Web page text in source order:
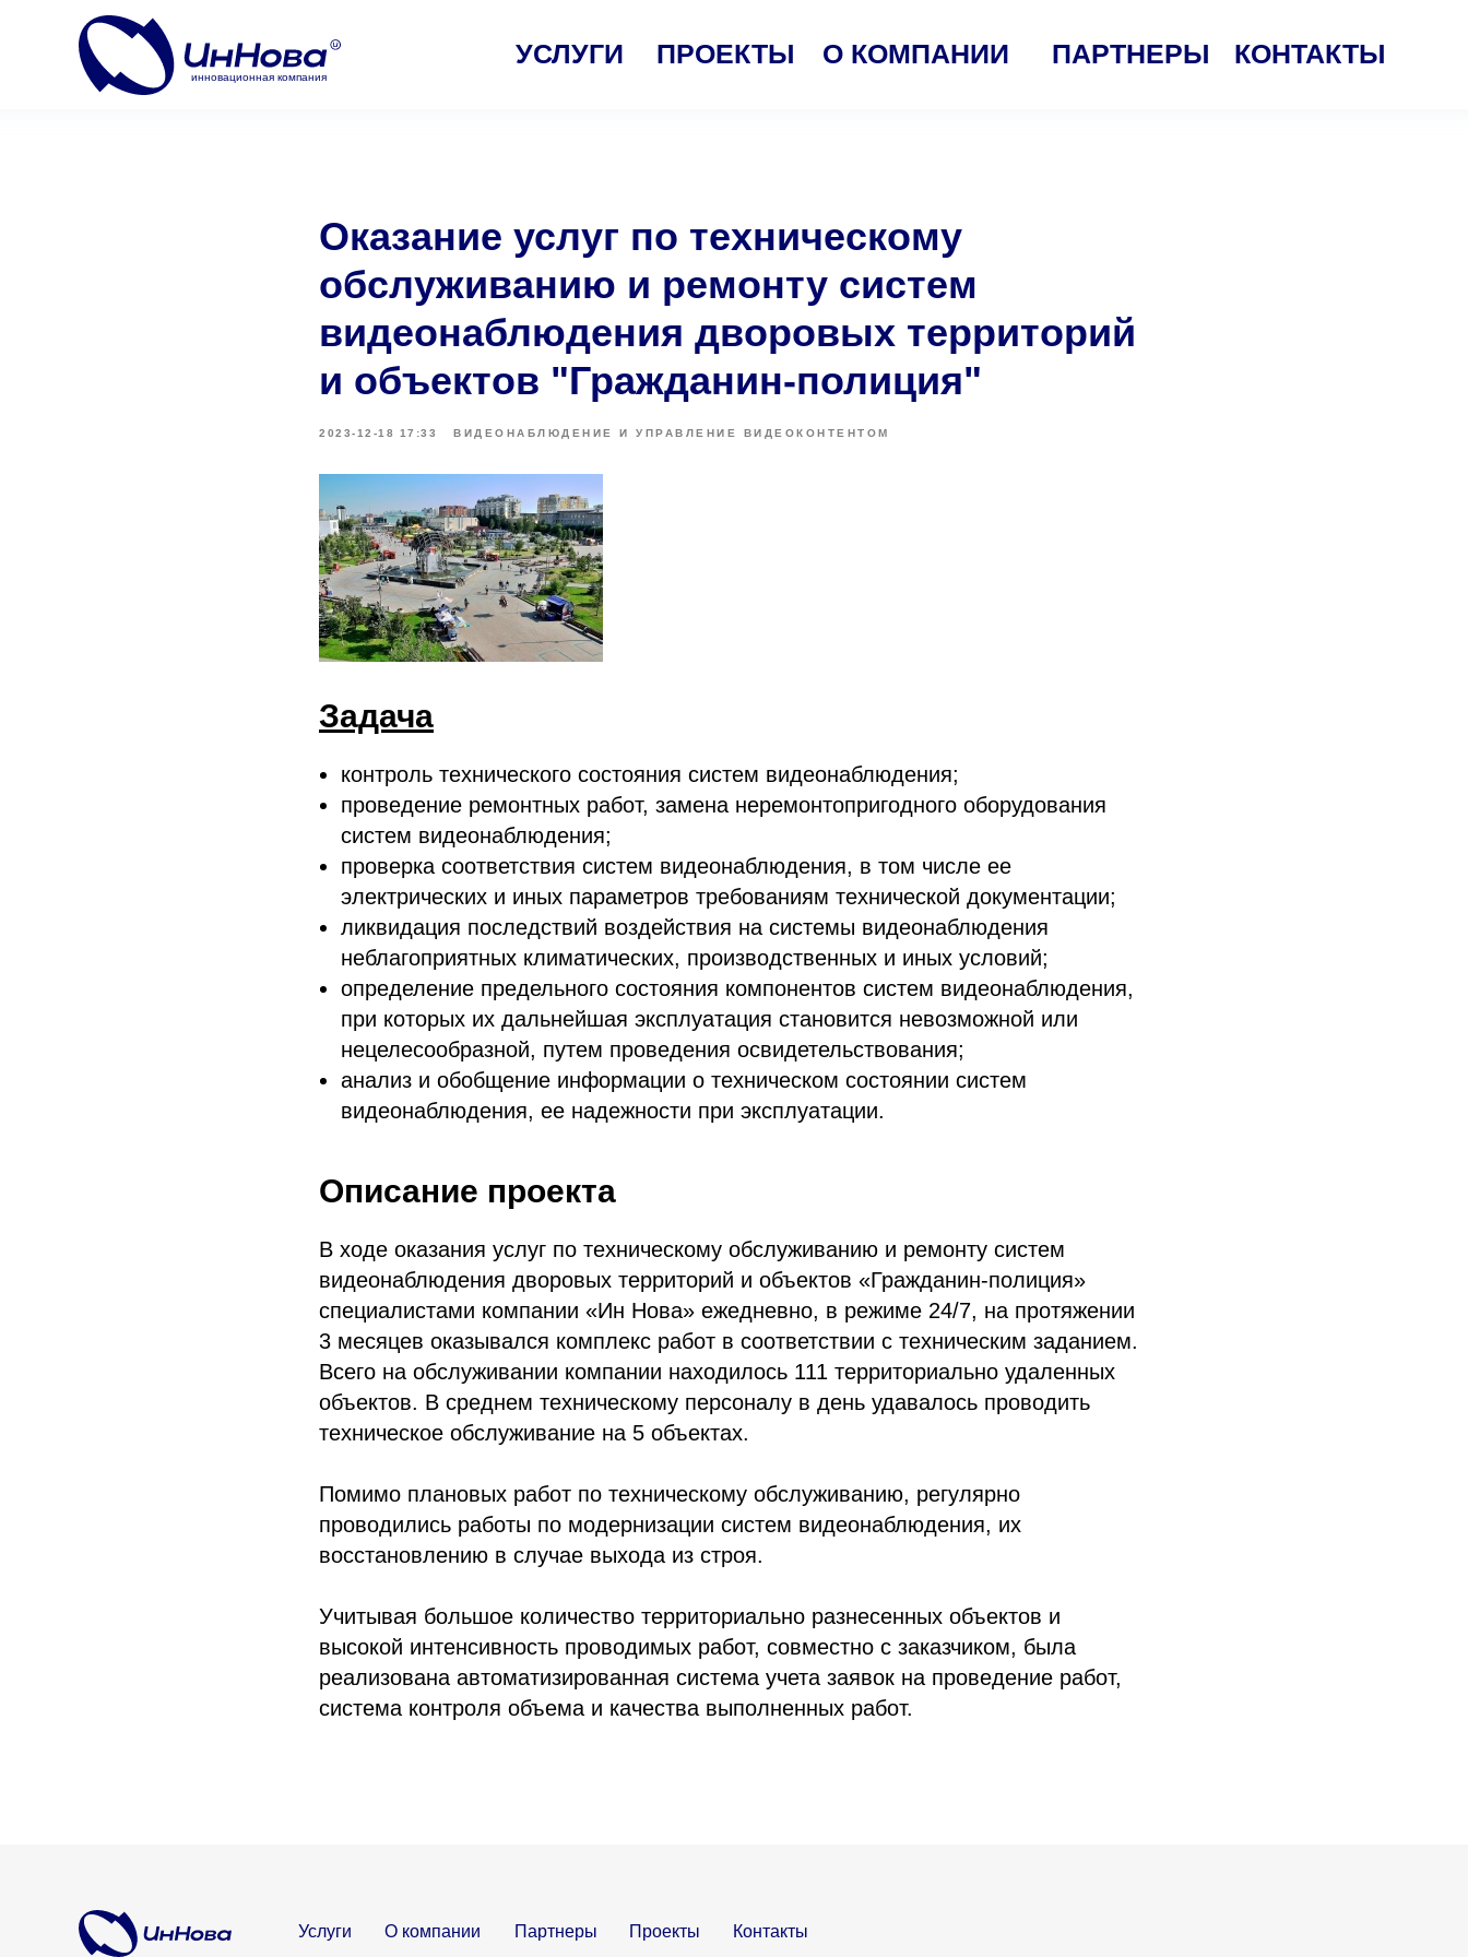
КОНТАКТЫ
О КОМПАНИИ ПАРТНЕРЫ
ПРОЕКТЫ
инновационная компания
УСЛУГИ
Оказание услуг по техническому
обслуживанию и ремонту систем
видеонаблюдения дворовых территорий
и объектов "Гражданин-полиция"
2023-12-18 17:33 ВИДЕОНАБЛЮДЕНИЕ И УПРАВЛЕНИЕ ВИДЕОКОНТЕНТОМ
Задача
контроль технического состояния систем видеонаблюдения;
проведение ремонтных работ, замена неремонтопригодного оборудования
систем видеонаблюдения;
проверка соответствия систем видеонаблюдения, в том числе ее
электрических и иных параметров требованиям технической документации;
ликвидация последствий воздействия на системы видеонаблюдения
неблагоприятных климатических, производственных и иных условий;
определение предельного состояния компонентов систем видеонаблюдения,
при которых их дальнейшая эксплуатация становится невозможной или
нецелесообразной, путем проведения освидетельствования;
анализ и обобщение информации о техническом состоянии систем
видеонаблюдения, ее надежности при эксплуатации.
Описание проекта
В ходе оказания услуг по техническому обслуживанию и ремонту систем
видеонаблюдения дворовых территорий и объектов «Гражданин-полиция»
специалистами компании «Ин Нова» ежедневно, в режиме 24/7, на протяжении
3 месяцев оказывался комплекс работ в соответствии с техническим заданием.
Всего на обслуживании компании находилось 111 территориально удаленных
объектов. В среднем техническому персоналу в день удавалось проводить
техническое обслуживание на 5 объектах.
Помимо плановых работ по техническому обслуживанию, регулярно
проводились работы по модернизации систем видеонаблюдения, их
восстановлению в случае выхода из строя.
Учитывая большое количество территориально разнесенных объектов и
высокой интенсивность проводимых работ, совместно с заказчиком, была
реализована автоматизированная система учета заявок на проведение работ,
система контроля объема и качества выполненных работ.
О компании Партнеры Проекты Контакты
Услуги